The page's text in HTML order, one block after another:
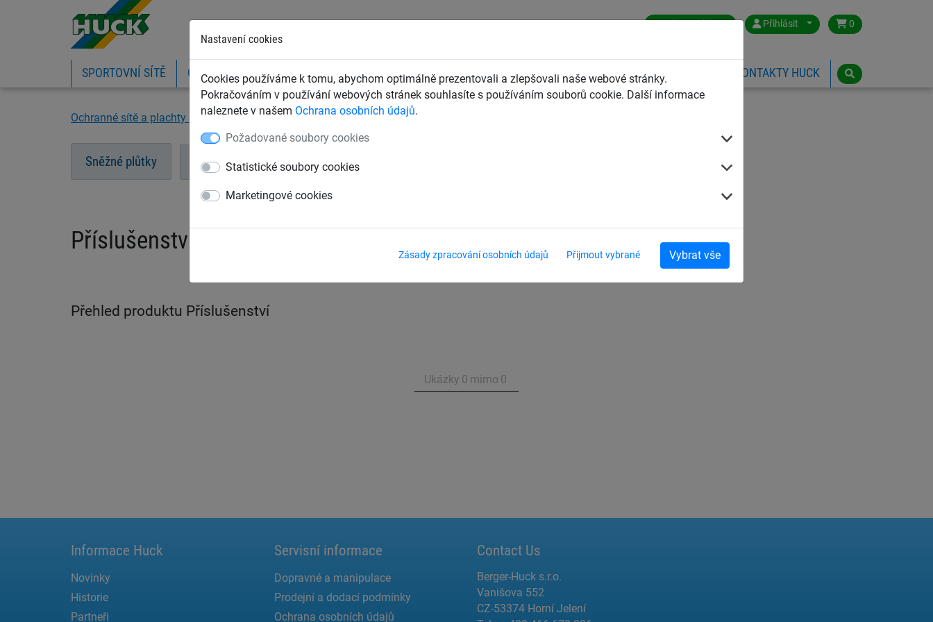
Nastavení cookies
Cookies používáme k tomu, abychom optimálně prezentovali a zlepšovali naše webové stránky.
Pokračováním v používání webových stránek souhlasíte s používáním souborů cookie. Další informace
naleznete v našem Ochrana osobních údajů.
Požadované soubory cookies
Statistické soubory cookies
Marketingové cookies
Zásady zpracování osobních údajů Přijmout vybrané Vybrat vše
Czech Republic Přihlásit 0
SPORTOVNÍ SÍTĚ OCHRANNÉ SÍTĚ A PLACHTY ZÁCHYTNÉ BEZPEČNOSTNÍ SÍTĚ DĚTSKÁ LANOVÁ HŘIŠTĚ KONTAKTY HUCK
Ochranné sítě a plachty Sítě a plůtky na lyžařské svahy Příslušenství
Sněžné plůtky Bezpečnostní lyžařské sítě
Příslušenství
Přehled produktu Příslušenství
Ukázky 0 mimo 0
Informace Huck
Novinky
Historie
Partneři
Servisní informace
Dopravné a manipulace
Prodejní a dodací podmínky
Ochrana osobních údajů
Contact Us
Berger-Huck s.r.o.
Vanišova 552
CZ-53374 Horní Jelení